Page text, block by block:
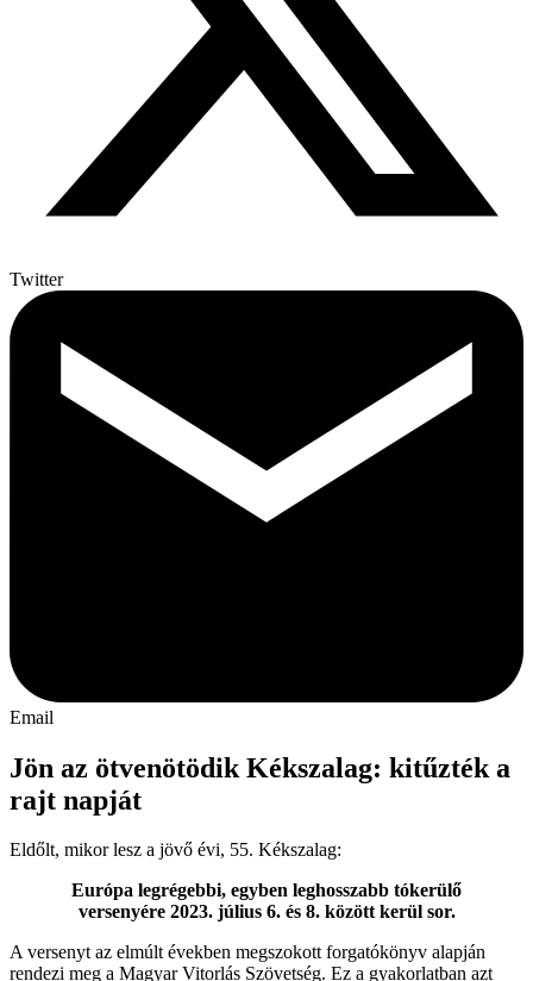
Twitter
Email
Jön az ötvenötödik Kékszalag: kitűzték a
rajt napját
Eldőlt, mikor lesz a jövő évi, 55. Kékszalag:
Európa legrégebbi, egyben leghosszabb tókerülő
versenyére 2023. július 6. és 8. között kerül sor.
A versenyt az elmúlt években megszokott forgatókönyv alapján
rendezi meg a Magyar Vitorlás Szövetség. Ez a gyakorlatban azt